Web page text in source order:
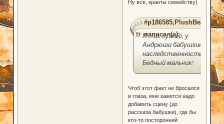
Ну все, кранты семейству)
#p186585,PlushBear
написал(а):
Я так думаю, у
Андрюши бабушкина
наследственность.
Бедный мальчик!
Чтоб этот факт не бросался
в глаза, мне кажется надо
добавить сцену (до
рассказа бабушки), где бы
кто-то посторонний